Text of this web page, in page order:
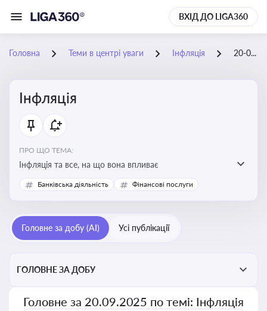
ВХІД ДО LIGA360
Головна Теми в центрі уваги Інфляція 20-09-2025
Інфляція
ПРО ЩО ТЕМА:
Інфляція та все, на що вона впливає
Банківська діяльність Фінансові послуги
Головне за добу (AI) Усі публікації
ГОЛОВНЕ ЗА ДОБУ
Головне за 20.09.2025 по темі: Інфляція